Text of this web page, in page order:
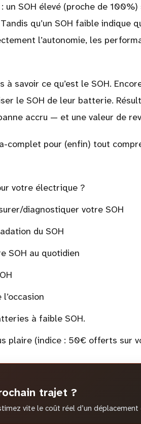
un SOH élevé (proche de
qu’un SOH faible indique
l’autonomie, les
savoir ce qu’est le SOH.
le SOH de leur batterie.
accru — et une valeur de
complet pour (enfin) tout
votre électrique ?
diagnostiquer votre SOH
du SOH
SOH au quotidien
à faible SOH.
plaire (indice : 50€ offerts sur
trajet ?
vite le coût réel d’un déplacement